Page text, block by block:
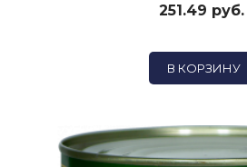
251.49 руб.
В КОРЗИНУ